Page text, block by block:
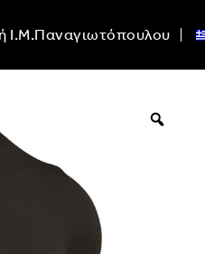
Ι.Μ.Παναγιωτόπουλου